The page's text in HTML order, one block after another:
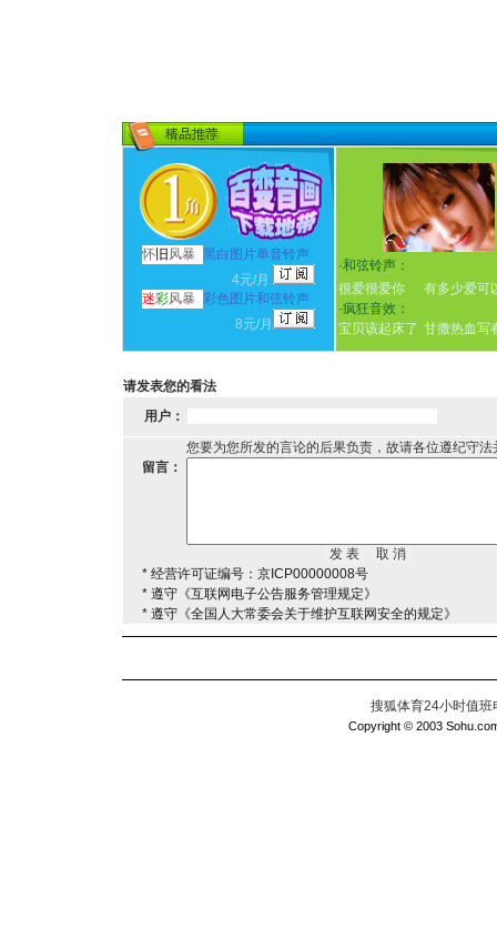
怀 旧 风暴
黑白图片单音铃声
4元/月
迷彩风暴 彩色图片和弦铃声
8元/月
·和弦铃声：
很爱很爱你
有多少爱可
·疯狂音效：
宝贝该起床了 甘撒热血写
请发表您的看法
用户：
您要为您所发的言论的后果负责，故请各位遵纪守
留言：
* 经营许可证编号：京ICP00000008号
* 遵守《互联网电子公告服务管理规定》
* 遵守《全国人大常委会关于维护互联网安全的规定》
搜狐体育24小时值
Copyright © 2003